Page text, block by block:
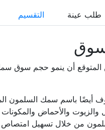
التقسيم
أيضًا باسم سمك السلمون
والزيوت والأحماض
من خلال تسهيل امتصاص